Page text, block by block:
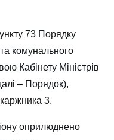
73 Порядку
комунального
Кабінету Міністрів
– Порядок),
3.
оприлюднено